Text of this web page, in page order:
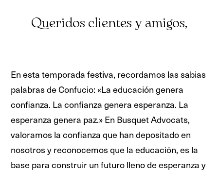
Queridos clientes y amigos,
En esta temporada festiva, recordamos las sabias
palabras de Confucio: «La educación genera
confianza. La confianza genera esperanza. La
esperanza genera paz.» En Busquet Advocats,
valoramos la confianza que han depositado en
nosotros y reconocemos que la educación, es la
base para construir un futuro lleno de esperanza y